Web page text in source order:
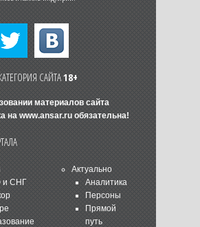
САЙТА18+
материалов сайта
на www.ansar.ruобязательна!
и СНГ
Актуально
Аналитика
Персоны
Прямой
путь